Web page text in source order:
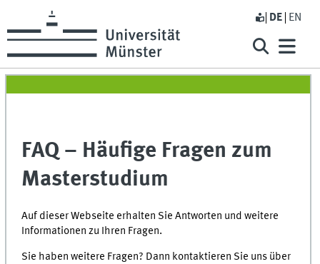
DE EN
FAQ – Häufige Fragen zum
Masterstudium
Auf dieser Webseite erhalten Sie Antworten und weitere
Informationen zu Ihren Fragen.
Sie haben weitere Fragen? Dann kontaktieren Sie uns über